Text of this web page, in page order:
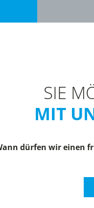
SIE
MIT
dürfen wir einen